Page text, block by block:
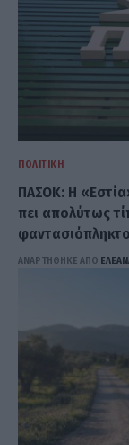
ΠΟΛΙΤΙΚΉ
ΠΑΣΟΚ: Η
πει απολύτως
ΑΝΑΡΤΗΘΗΚΕ ΑΠΟ